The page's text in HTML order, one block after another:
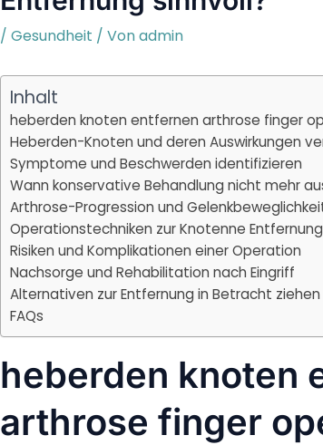
/ Gesundheit / Vonadmin
Inhalt
heberden knoten entfernen arthrose finger
Heberden-Knoten und deren Auswirkungen
Symptome und Beschwerden identifizieren
Wann konservative Behandlung nicht mehr
Arthrose-Progression und
Operationstechniken zur Knotenne Entfernung
Risiken und Komplikationen einer Operation
Nachsorge und Rehabilitation nach Eingriff
Alternativen zur Entfernung in Betracht ziehen
FAQs
heberden knoten
arthrose finger